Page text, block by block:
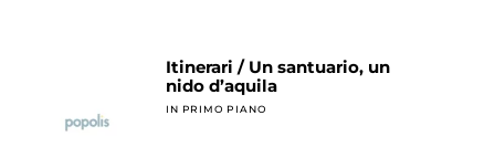
Itinerari / Un santuario, un
nido d’aquila
IN PRIMO PIANO